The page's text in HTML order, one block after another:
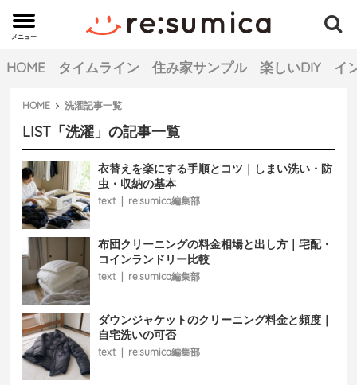
メニュー
MENU
HOME タイムライン 住み家サンプル 楽しいDIY イ
HOME 洗濯記事一覧
LIST 「洗濯 」の記事一覧
衣替えを楽にする手順とコツ｜しまい洗い・防
虫・収納の基本
text re:sumica編集部
布団クリーニングの料金相場と出し方｜宅配・
コインランドリー比較
text re:sumica編集部
ダウンジャケットのクリーニング料金と頻度｜
自宅洗いの可否
text re:sumica編集部